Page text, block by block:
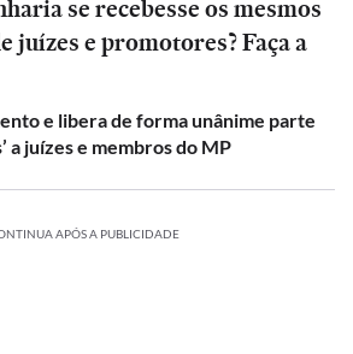
se recebesse os mesmos
juízes e promotores? Faça a
e libera de forma unânime parte
a juízes e membros do MP
APÓS A PUBLICIDADE